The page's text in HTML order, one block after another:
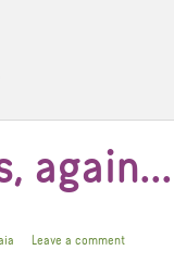
again…
Leave a comment